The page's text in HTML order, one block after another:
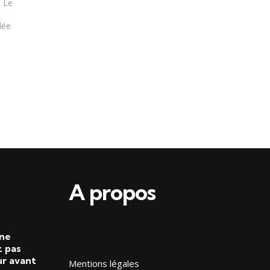
Le
pas
avant
A propos
Mentions légales